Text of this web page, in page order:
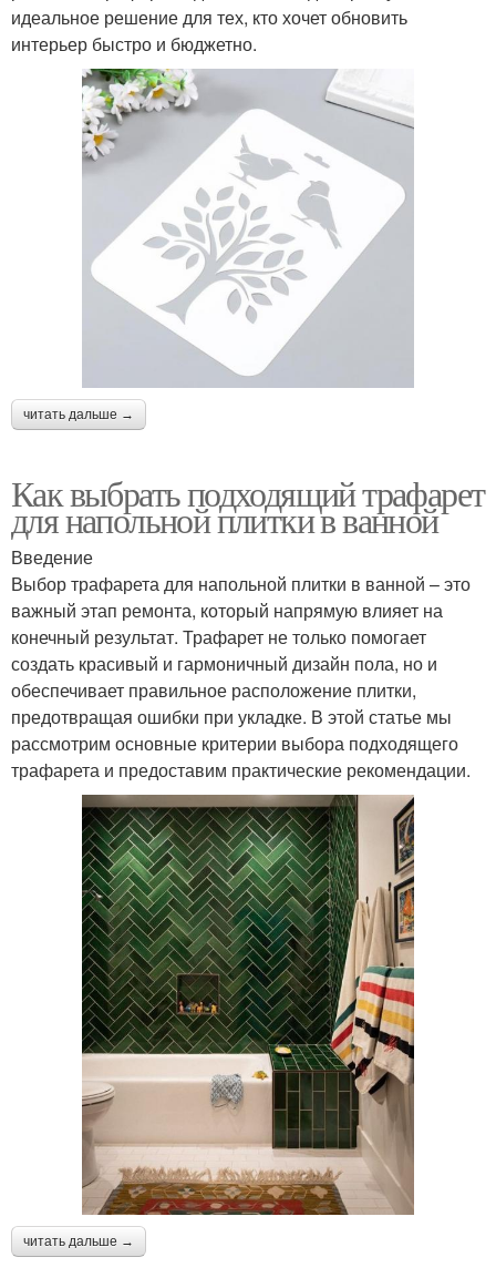
идеальное решение для тех, кто хочет обновить
интерьер быстро и бюджетно.
читать дальше →
Как выбрать подходящий трафарет
для напольной плитки в ванной
Введение
Выбор трафарета для напольной плитки в ванной – это
важный этап ремонта, который напрямую влияет на
конечный результат. Трафарет не только помогает
создать красивый и гармоничный дизайн пола, но и
обеспечивает правильное расположение плитки,
предотвращая ошибки при укладке. В этой статье мы
рассмотрим основные критерии выбора подходящего
трафарета и предоставим практические рекомендации.
читать дальше →